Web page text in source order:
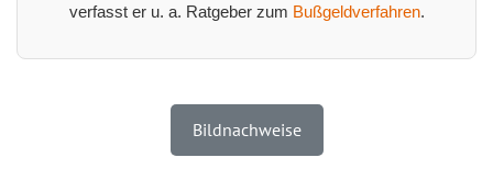
verfasst er u. a. Ratgeber zum Bußgeldverfahren.
Bildnachweise